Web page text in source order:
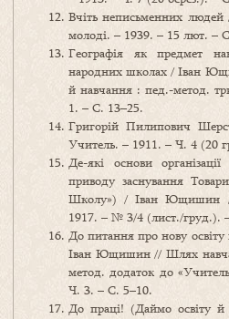
Вчіть неписьменних
молоді. – 1939. – 15 лют. –
Географія як предмет
народних школах / Іван
й навчання : пед.-метод.
1. – С. 13–25.
Григорій Пилипович
Учитель. – 1911. – Ч. 4 (20
Де-які основи
приводу заснування
Школу») / Іван Ющишин
1917. – № 3/4 (лист./груд.).
До питання про нову освіту
Іван Ющишин // Шлях
метод. додаток до
Ч. 3. – С. 5–10.
До праці! (Даймо освіту й